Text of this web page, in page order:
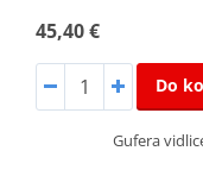
45,40 €
Do
Gufera